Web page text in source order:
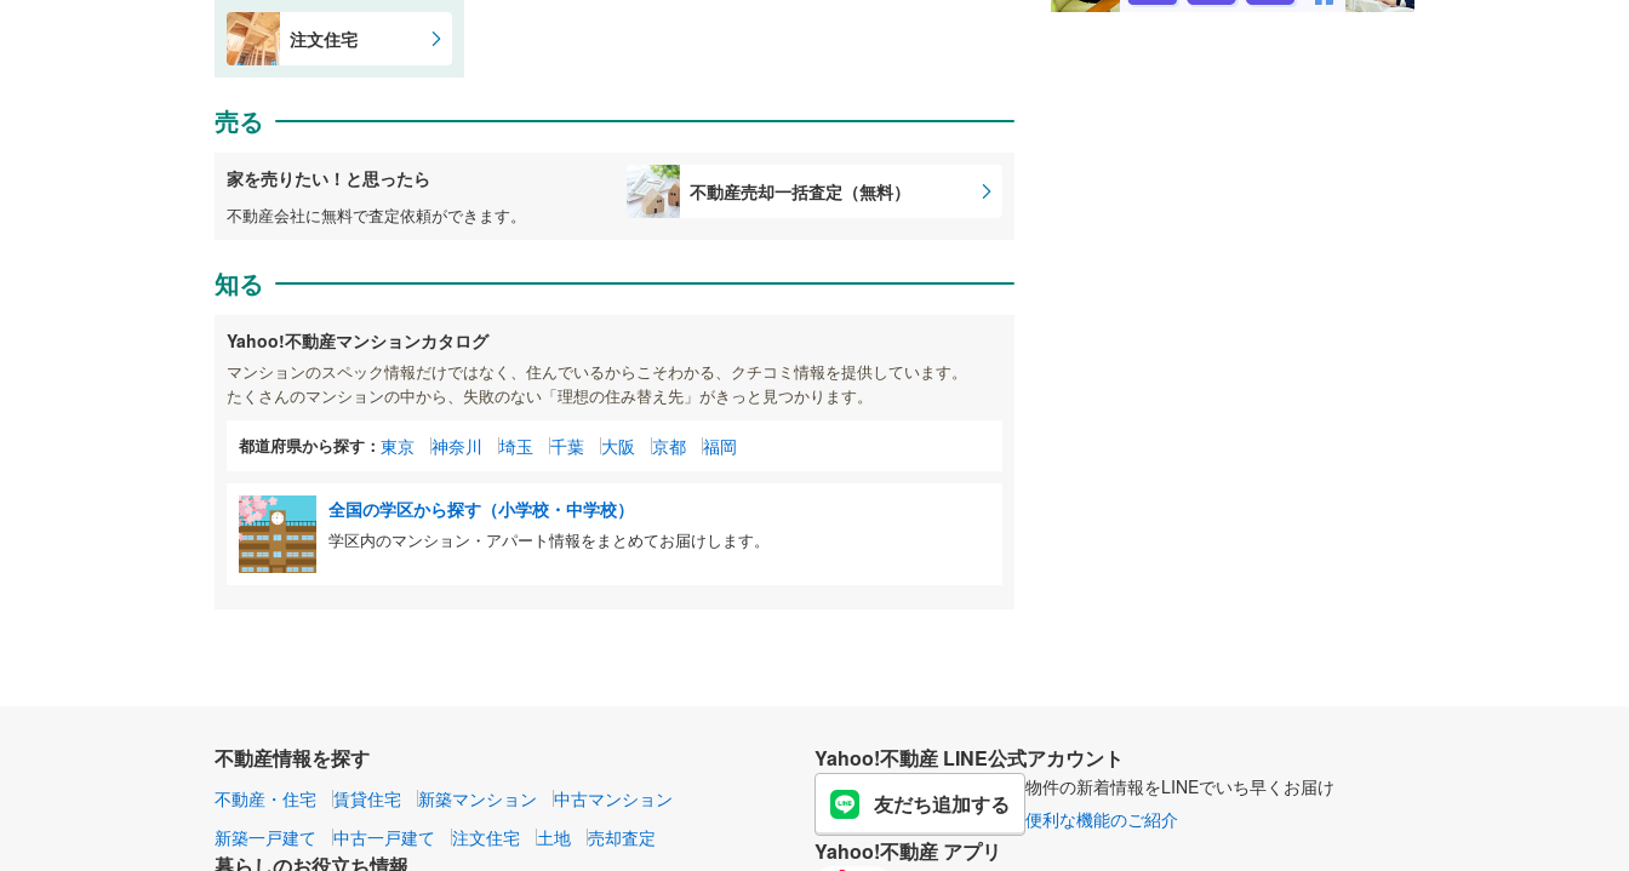
注文住宅
売る
家を売りたい！と思ったら
不動産会社に無料で査定依頼ができます。
不動産売却一括査定（無料）
知る
Yahoo!不動産マンションカタログ
マンションのスペック情報だけではなく、住んでいるからこそわかる、クチコミ情報を提供しています。
たくさんのマンションの中から、失敗のない「理想の住み替え先」がきっと見つかります。
都道府県から探す： 東京 神奈川 埼玉 千葉 大阪 京都 福岡
全国の学区から探す（小学校・中学校）
学区内のマンション・アパート情報をまとめてお届けします。
不動産情報を探す
不動産・住宅 賃貸住宅 新築マンション
中古マンション
新築一戸建て
中古一戸建て 注文住宅 土地 売却査定
暮らしのお役立ち情報
Yahoo!不動産 LINE公式アカウント
友だち追加する
物件の新着情報をLINEでいち早くお届け
便利な機能のご紹介
Yahoo!不動産 アプリ